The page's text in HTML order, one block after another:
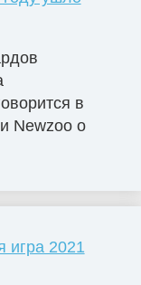
в
Newzoo о
игра 2021